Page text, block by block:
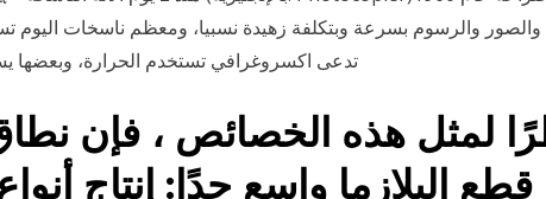
والصور والرسوم بسرعة وبتكلفة زهيدة نسبيا، ومعظم ناسخات اليوم
تدعى اكسروغرافي تستخدم الحرارة، وبعضها
لمثل هذه الخصائص ، فإن
البلازما واسع جدًا: إنتاج